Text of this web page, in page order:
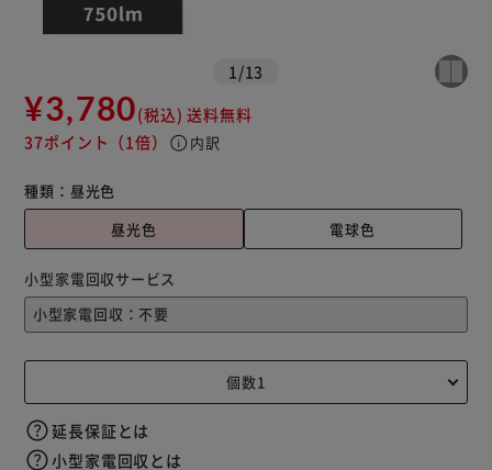
1 /13
¥3,780(税込) 送料無料
37ポイント （1倍） info 内訳
種類： 昼光色
昼光色
電球色
小型家電回収サービス
延長保証とは
小型家電回収とは